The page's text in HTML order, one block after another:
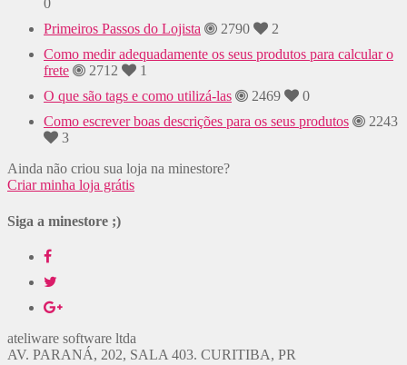
0
Primeiros Passos do Lojista
2790
2
Como medir adequadamente os seus produtos para calcular o
frete
2712
1
O que são tags e como utilizá-las
2469
0
Como escrever boas descrições para os seus produtos
2243
3
Ainda não criou sua loja na minestore?
Criar minha loja grátis
Siga a minestore ;)
ateliware software ltda
AV. PARANÁ, 202, SALA 403. CURITIBA, PR